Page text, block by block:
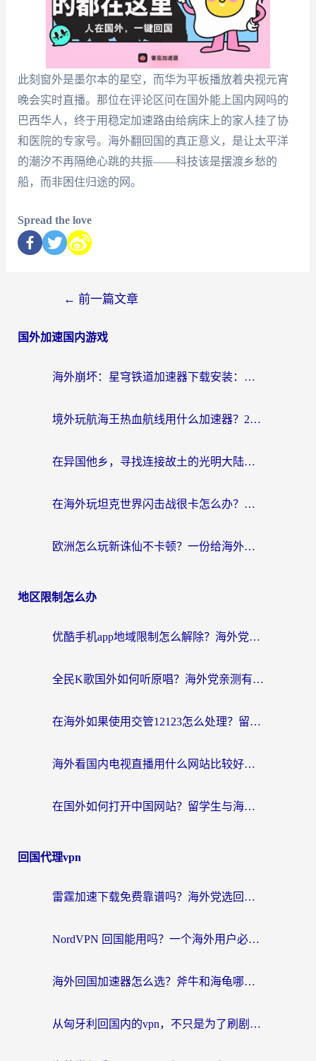
此刻窗外是墨尔本的星空，而华为平板播放着央视元宵
晚会实时直播。那位在评论区问在国外能上国内网吗的
巴西华人，终于用稳定加速路由给病床上的家人挂了协
和医院的专家号。海外翻回国的真正意义，是让太平洋
的潮汐不再隔绝心跳的共振——科技该是摆渡乡愁的
船，而非困住归途的网。
Spread the love
← 前一篇文章
国外加速国内游戏
海外崩坏：星穹铁道加速器下载安装：一份给游子的终极网络指南
境外玩航海王热血航线用什么加速器？2026海外玩家实测最优方案（附欧洲问道堡垒前线加速技巧）
在异国他乡，寻找连接故土的光明大陆免费加速器
在海外玩坦克世界闪击战很卡怎么办？老玩家亲测有效的加速器选择指南
欧洲怎么玩新诛仙不卡顿？一份给海外游子的国服游戏畅玩指南
地区限制怎么办
优酷手机app地域限制怎么解除？海外党亲测有效的追剧方案
全民K歌国外如何听原唱？海外党亲测有效的回国加速器选择指南
在海外如果使用交管12123怎么处理？留学生亲测有效的回国加速方案
海外看国内电视直播用什么网站比较好？一篇解决你所有追剧难题的实用指南
在国外如何打开中国网站？留学生与海外华人的无缝访问指南
回国代理vpn
雷霆加速下载免费靠谱吗？海外党选回国加速器的避坑指南（附热门工具对比）
NordVPN 回国能用吗？一个海外用户必须面对的真实困境
海外回国加速器怎么选？斧牛和海龟哪个好？一篇帮你避开坑的实用指南
从匈牙利回国内的vpn，不只是为了刷剧那么简单